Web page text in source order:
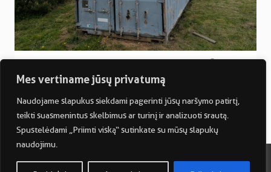
Mes vertiname jūsų privatumą
Naudojame slapukus siekdami pagerinti jūsų naršymo patirtį,
teikti suasmenintus skelbimus ar turinį ir analizuoti srautą.
Spustelėdami „Priimti viską“ sutinkate su mūsų slapukų
naudojimu.
20′ pėdų jūrinis konteineris
5,90m
2,35m
13,86m
33,13m 3 2000 kg
2024 UAB Kontineta. Visos teisės saugomos. Sprendimas: